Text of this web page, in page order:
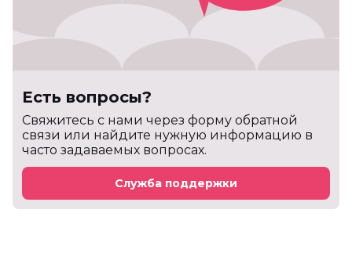
Есть вопросы?
Cвяжитесь с нами через форму обратной
связи или найдите нужную информацию в
часто задаваемых вопросах.
Служба поддержки